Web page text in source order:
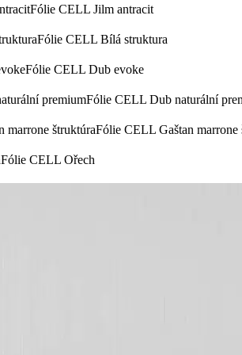
Fólie CELL Jilm antracit
Fólie CELL Bílá struktura
Fólie CELL Dub evoke
Fólie CELL Dub naturální
Fólie CELL Gaštan marrone
Fólie CELL Ořech